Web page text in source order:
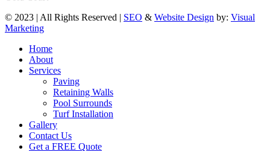
© 2023 | All Rights Reserved | SEO & Website Design by: Visual
Marketing
Close
Menu
Home
About
Services
Paving
Retaining Walls
Pool Surrounds
Turf Installation
Gallery
Contact Us
Get a FREE Quote